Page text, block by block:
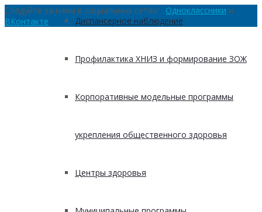
Диспансерное наблюдение
Профилактика ХНИЗ и формирование ЗОЖ
Корпоративные модельные программы
укрепления общественного здоровья
Центры здоровья
Следуйте за нами в социальных сетях: Одноклассники и
ВКонтакте